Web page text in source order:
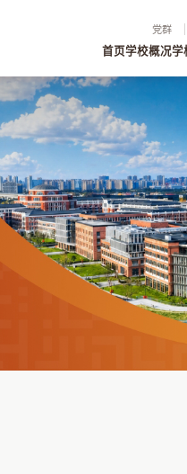
党群
首页学校概况学